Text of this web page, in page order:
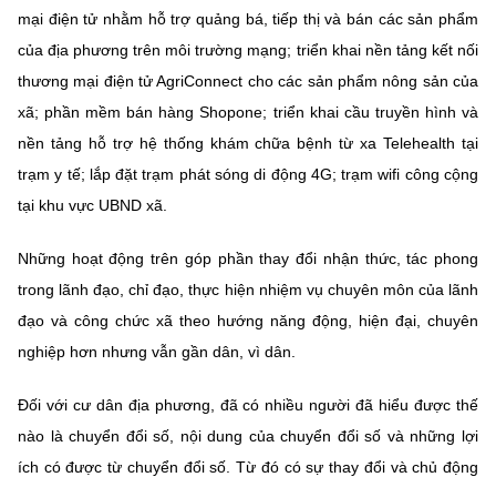
mại điện tử nhằm hỗ trợ quảng bá, tiếp thị và bán các sản phẩm
của địa phương trên môi trường mạng; triển khai nền tảng kết nối
thương mại điện tử AgriConnect cho các sản phẩm nông sản của
xã; phần mềm bán hàng Shopone; triển khai cầu truyền hình và
nền tảng hỗ trợ hệ thống khám chữa bệnh từ xa Telehealth tại
trạm y tế; lắp đặt trạm phát sóng di động 4G; trạm wifi công cộng
tại khu vực UBND xã.
Những hoạt động trên góp phần thay đổi nhận thức, tác phong
trong lãnh đạo, chỉ đạo, thực hiện nhiệm vụ chuyên môn của lãnh
đạo và công chức xã theo hướng năng động, hiện đại, chuyên
nghiệp hơn nhưng vẫn gần dân, vì dân.
Đối với cư dân địa phương, đã có nhiều người đã hiểu được thế
nào là chuyển đổi số, nội dung của chuyển đổi số và những lợi
ích có được từ chuyển đổi số. Từ đó có sự thay đổi và chủ động